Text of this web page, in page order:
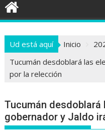
Ud está aquí Inicio
Tucumán desdoblará las
por la relección
Tucumán desdoblará
gobernador y Jaldo